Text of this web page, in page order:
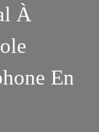
À
En